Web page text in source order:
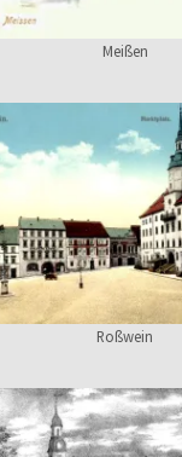
Meißen
Roßwein